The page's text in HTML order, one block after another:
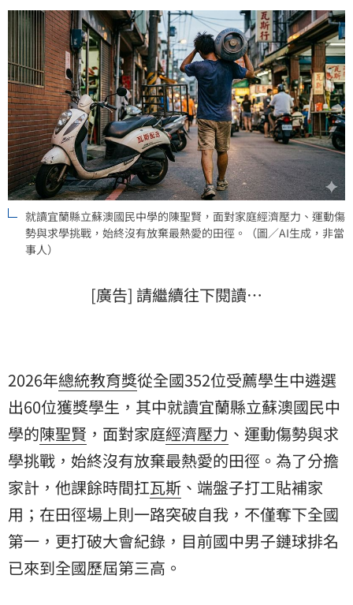
就讀宜蘭縣立蘇澳國民中學的陳聖賢，面對家庭經濟壓力、運動傷
勢與求學挑戰，始終沒有放棄最熱愛的田徑。（圖／AI生成，非當
事人）
[廣告] 請繼續往下閱讀…
2026年總統教育獎從全國352位受薦學生中遴選
出60位獲獎學生，其中就讀宜蘭縣立蘇澳國民中
學的陳聖賢 ，面對家庭經濟壓力 、運動傷勢與求
學挑戰，始終沒有放棄最熱愛的田徑。為了分擔
家計，他課餘時間扛瓦斯 、端盤子打工貼補家
用；在田徑場上則一路突破自我，不僅奪下全國
第一，更打破大會紀錄，目前國中男子鏈球排名
已來到全國歷屆第三高。